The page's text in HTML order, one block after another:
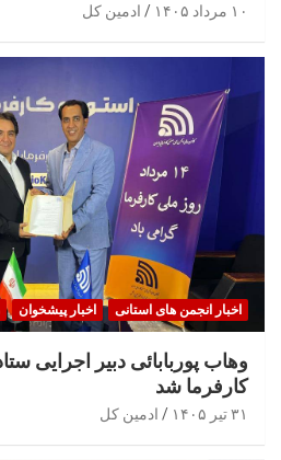
۱۰ مرداد ۱۴۰۵ ادمین کل
اخبار انجمن های استانی اخبار پیشخوان
وهاب پوربابائی دبیر اجرایی
کارفرما شد
۳۱ تیر ۱۴۰۵ ادمین کل